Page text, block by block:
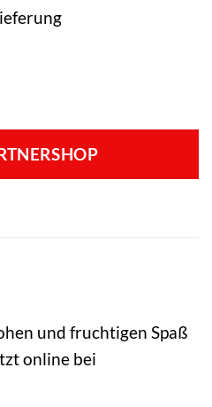
und fruchtigen Spaß
online bei